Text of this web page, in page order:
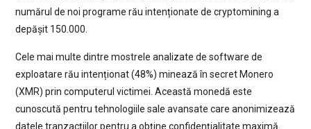
numărul de noi programe rău intenționate de cryptomining a
depășit 150.000.
Cele mai multe dintre mostrele analizate de software de
exploatare rău intenționat (48%) minează în secret Monero
(XMR) prin computerul victimei. Această monedă este
cunoscută pentru tehnologiile sale avansate care anonimizează
datele tranzacțiilor pentru a obține confidențialitate maximă.